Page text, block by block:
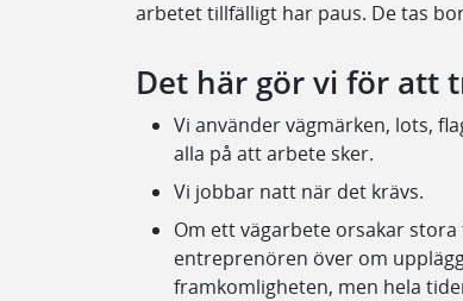
arbetet tillfälligt har paus. De tas
Det här gör vi för att
Vi använder vägmärken, lots,
alla på att arbete sker.
Vi jobbar natt när det krävs.
Om ett vägarbete orsakar
entreprenören över om
framkomligheten, men hela